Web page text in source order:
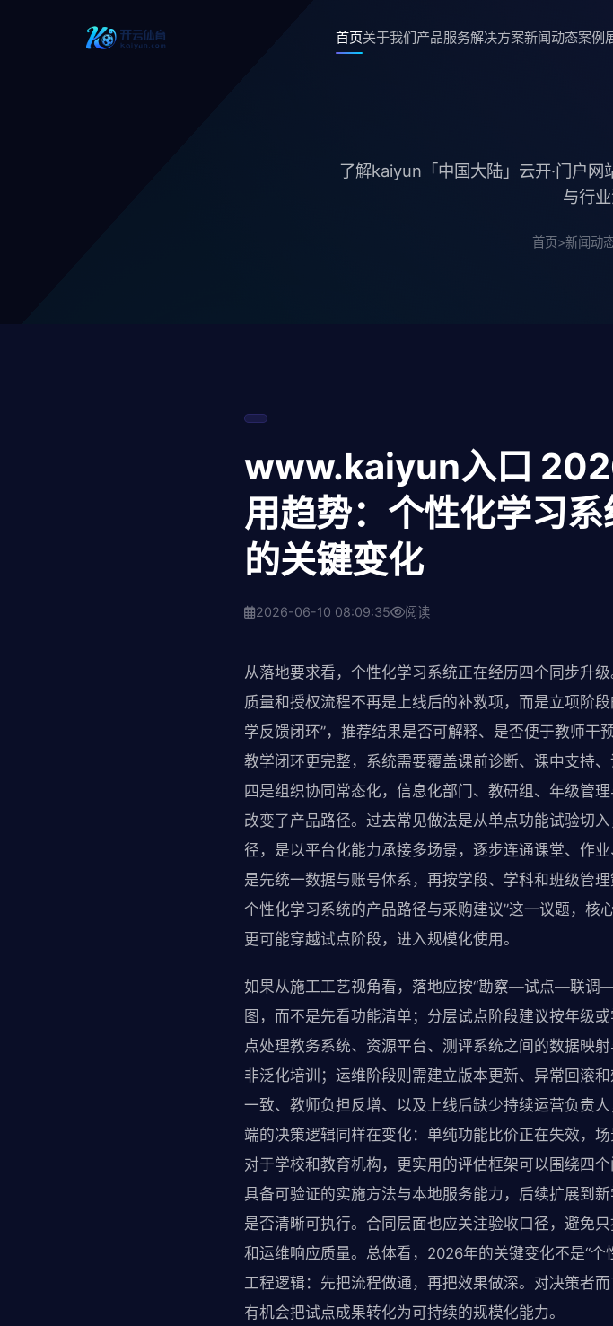
首页关于我们产品服务解决方案新闻动态案例
了解kaiyun「中国大陆」云开·门户
与行
首页>新闻动
www.kaiyun入口
用趋势：个性化学习
的关键变化
2026-06-10 08:09:35 阅读
从落地要求看，个性化学习系统正在经历四个同步升
质量和授权流程不再是上线后的补救项，而是立项阶
学反馈闭环”，推荐结果是否可解释、是否便于教师
教学闭环更完整，系统需要覆盖课前诊断、课中支持
四是组织协同常态化，信息化部门、教研组、年级管
改变了产品路径。过去常见做法是从单点功能试验切
径，是以平台化能力承接多场景，逐步连通课堂、作
是先统一数据与账号体系，再按学段、学科和班级管
个性化学习系统的产品路径与采购建议”这一议题，核
更可能穿越试点阶段，进入规模化使用。
如果从施工工艺视角看，落地应按“勘察—试点—联调
图，而不是先看功能清单；分层试点阶段建议按年级
点处理教务系统、资源平台、测评系统之间的数据映
非泛化培训；运维阶段则需建立版本更新、异常回滚
一致、教师负担反增、以及上线后缺少持续运营负责
端的决策逻辑同样在变化：单纯功能比价正在失效，
对于学校和教育机构，更实用的评估框架可以围绕四
具备可验证的实施方法与本地服务能力，后续扩展到
是否清晰可执行。合同层面也应关注验收口径，避免
和运维响应质量。总体看，2026年的关键变化不是“
工程逻辑：先把流程做通，再把效果做深。对决策者
有机会把试点成果转化为可持续的规模化能力。